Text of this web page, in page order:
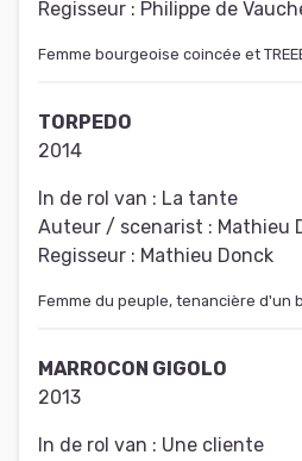
Regisseur : Philippe de
Femme bourgeoise coincée et
TORPEDO
2014
In de rol van : La tante
Auteur / scenarist : Mathieu
Regisseur : Mathieu Donck
Femme du peuple, tenancière d'un
MARROCON GIGOLO
2013
In de rol van : Une cliente